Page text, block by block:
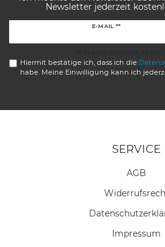
Newsletter jederzeit
E-MAIL **
Hiermit bestätige ich, dass ich die
habe. Meine Einwilligung kann ich
SERVICE
AGB
Impressum